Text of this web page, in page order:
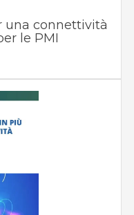
una connettività
le PMI